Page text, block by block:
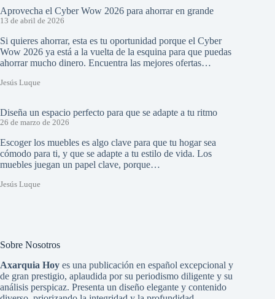
Aprovecha el Cyber Wow 2026 para ahorrar en grande
13 de abril de 2026
Si quieres ahorrar, esta es tu oportunidad porque el Cyber
Wow 2026 ya está a la vuelta de la esquina para que puedas
ahorrar mucho dinero. Encuentra las mejores ofertas…
Jesús Luque
Diseña un espacio perfecto para que se adapte a tu ritmo
26 de marzo de 2026
Escoger los muebles es algo clave para que tu hogar sea
cómodo para ti, y que se adapte a tu estilo de vida. Los
muebles juegan un papel clave, porque…
Jesús Luque
Sobre Nosotros
Axarquia Hoy es una publicación en español excepcional y
de gran prestigio, aplaudida por su periodismo diligente y su
análisis perspicaz. Presenta un diseño elegante y contenido